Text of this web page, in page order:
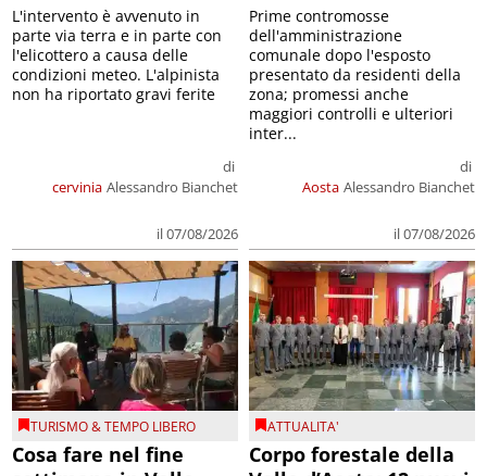
cervinia
di
Alessandro Bianchet
il 07/08/2026
L'intervento è avvenuto in
parte via terra e in parte con
l'elicottero a causa delle
condizioni meteo. L'alpinista
non ha riportato gravi ferite
Aosta
di
Alessandro Bianchet
il 07/08/2026
Prime contromosse
dell'amministrazione
comunale dopo l'esposto
presentato da residenti della
zona; promessi anche
maggiori controlli e ulteriori
inter...
TURISMO & TEMPO LIBERO
Cosa fare nel fine
ATTUALITA'
Corpo forestale della